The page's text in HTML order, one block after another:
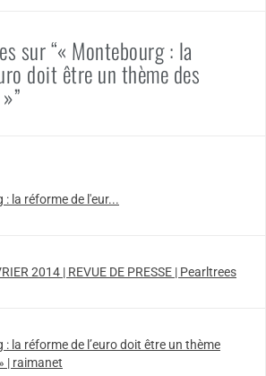
sur “« Montebourg : la
doit être un thème des
la réforme de l'eur...
2014 | REVUE DE PRESSE | Pearltrees
la réforme de l’euro doit être un thème
| raimanet